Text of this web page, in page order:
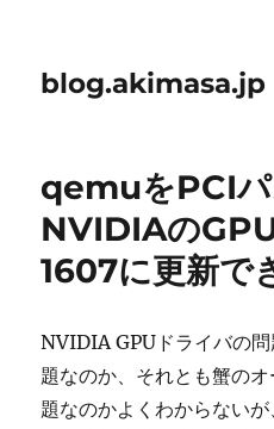
blog.akimasa.jp
qemuをPCI
NVIDIAの
1607に更新で
NVIDIA GPUドライバの
題なのか、それとも蟹の
題なのかよくわからない